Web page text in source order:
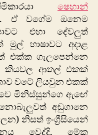
ෂෙහාන්
ඒ වගේම ඔනෙම
එහා දේවලුත්
භාෂාවට අදාළ
එක්ක ගැලපෙන්නෙ
කියවල ආතල් එකක්
වටේ ලියවුන එකක්
මිනිස්සුන්ගෙ ඇඟේ
අඩුගානෙ
නිසත් ඉංග්‍රීසියෙන්
වෙද්දි, මේක